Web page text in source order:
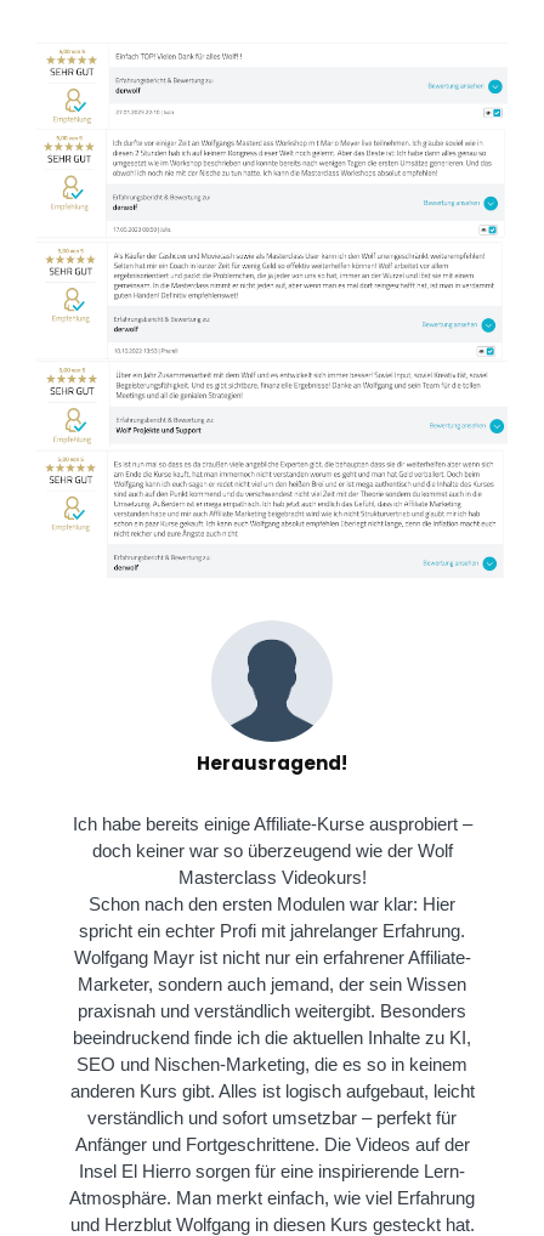
Herausragend!
Ich habe bereits einige Affiliate-Kurse ausprobiert –
doch keiner war so überzeugend wie der Wolf
Masterclass Videokurs!
Schon nach den ersten Modulen war klar: Hier
spricht ein echter Profi mit jahrelanger Erfahrung.
Wolfgang Mayr ist nicht nur ein erfahrener Affiliate-
Marketer, sondern auch jemand, der sein Wissen
praxisnah und verständlich weitergibt. Besonders
beeindruckend finde ich die aktuellen Inhalte zu KI,
SEO und Nischen-Marketing, die es so in keinem
anderen Kurs gibt. Alles ist logisch aufgebaut, leicht
verständlich und sofort umsetzbar – perfekt für
Anfänger und Fortgeschrittene. Die Videos auf der
Insel El Hierro sorgen für eine inspirierende Lern-
Atmosphäre. Man merkt einfach, wie viel Erfahrung
und Herzblut Wolfgang in diesen Kurs gesteckt hat.